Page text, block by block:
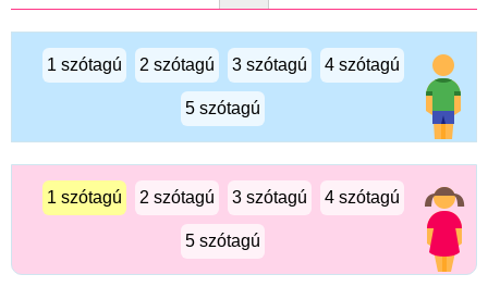
1 szótagú 2 szótagú 3 szótagú 4 szótagú
5 szótagú
1 szótagú 2 szótagú 3 szótagú 4 szótagú
5 szótagú